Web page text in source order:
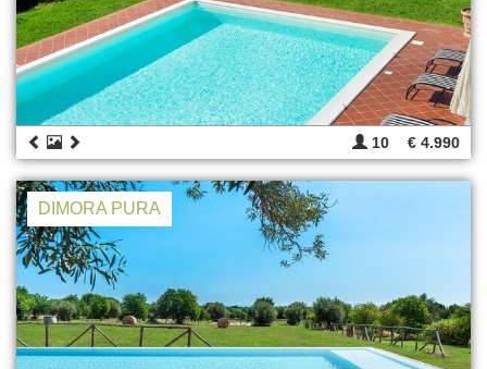
10 € 4.990
DIMORA PURA